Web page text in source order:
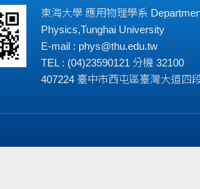
東海大學 應用物理學系
Physics,Tunghai University
E-mail : phys@thu.edu.tw
TEL : (04)23590121 分機 32100
407224 臺中市西屯區臺灣大道四